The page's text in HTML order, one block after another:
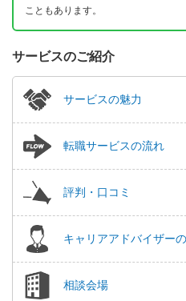
こともあります。
サービスのご紹介
サービスの魅力
転職サービスの流れ
評判・口コミ
キャリアアドバイザー
相談会場